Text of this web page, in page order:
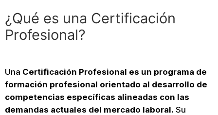
¿Qué es una Certificación
Profesional?
Una Certificación Profesional es un programa de
formación profesional orientado al desarrollo de
competencias específicas alineadas con las
demandas actuales del mercado laboral. Su